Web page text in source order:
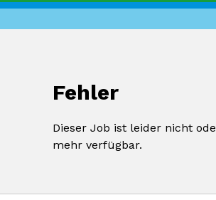
Fehler
Dieser Job ist leider nicht
mehr verfügbar.